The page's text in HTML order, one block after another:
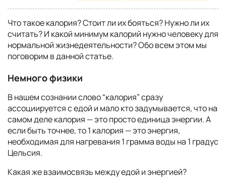
Что такое калория? Стоит ли их бояться? Нужно ли их
считать? И какой минимум калорий нужно человеку для
нормальной жизнедеятельности? Обо всем этом мы
поговорим в данной статье.
Немного физики
В нашем сознании слово “калория” сразу
ассоциируется с едой и мало кто задумывается, что на
самом деле калория — это просто единица энергии. А
если быть точнее, то 1 калория — это энергия,
необходимая для нагревания 1 грамма воды на 1 градус
Цельсия.
Какая же взаимосвязь между едой и энергией?